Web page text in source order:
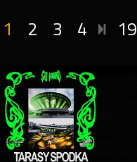
1 2 3 4 19